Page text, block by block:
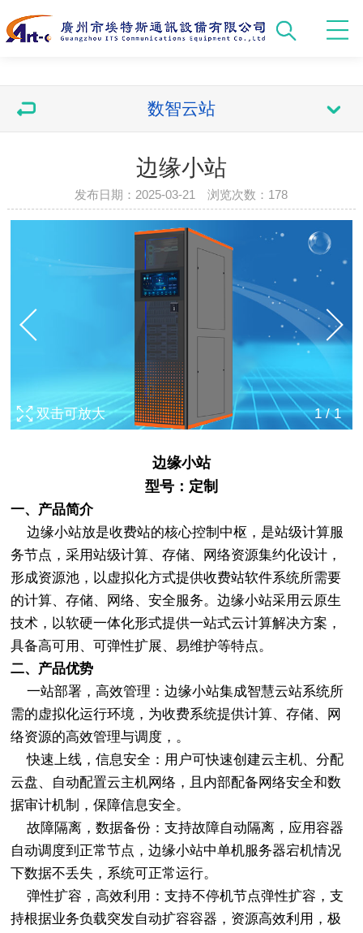
数智云站
​边缘小站
发布日期：2025-03-21 浏览次数： 178
1/1
双击可放大
边缘小站
型号：定制
一、产品简介
边缘小站放是收费站的核心控制中枢，是站级计算服
务节点，采用站级计算、存储、网络资源集约化设计，
形成资源池，以虚拟化方式提供收费站软件系统所需要
的计算、存储、网络、安全服务。边缘小站采用云原生
技术，以软硬一体化形式提供一站式云计算解决方案，
具备高可用、可弹性扩展、易维护等特点。
二、产品优势
一站部署，高效管理：边缘小站集成智慧云站系统所
需的虚拟化运行环境，为收费系统提供计算、存储、网
络资源的高效管理与调度，。
快速上线，信息安全：用户可快速创建云主机、分配
云盘、自动配置云主机网络，且内部配备网络安全和数
据审计机制，保障信息安全。
故障隔离，数据备份：支持故障自动隔离，应用容器
自动调度到正常节点，边缘小站中单机服务器宕机情况
下数据不丢失，系统可正常运行。
弹性扩容，高效利用：支持不停机节点弹性扩容，支
持根据业务负载突发自动扩容容器，资源高效利用，极